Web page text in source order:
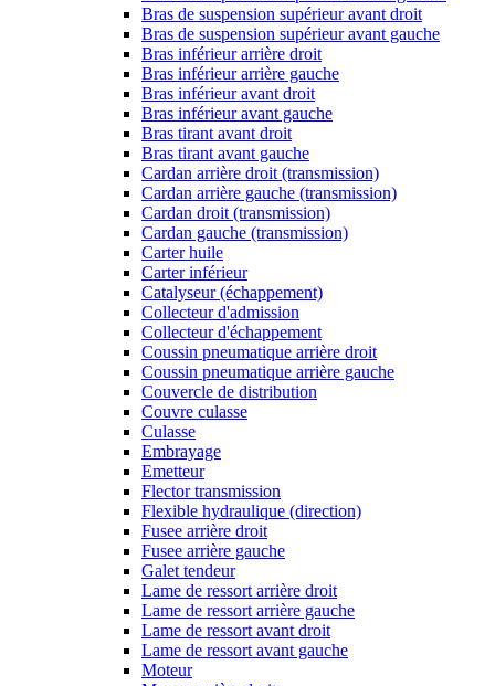
Bras de suspension supérieur avant droit
Bras de suspension supérieur avant gauche
Bras inférieur arrière droit
Bras inférieur arrière gauche
Bras inférieur avant droit
Bras inférieur avant gauche
Bras tirant avant droit
Bras tirant avant gauche
Cardan arrière droit (transmission)
Cardan arrière gauche (transmission)
Cardan droit (transmission)
Cardan gauche (transmission)
Carter huile
Carter inférieur
Catalyseur (échappement)
Collecteur d'admission
Collecteur d'échappement
Coussin pneumatique arrière droit
Coussin pneumatique arrière gauche
Couvercle de distribution
Couvre culasse
Culasse
Embrayage
Emetteur
Flector transmission
Flexible hydraulique (direction)
Fusee arrière droit
Fusee arrière gauche
Galet tendeur
Lame de ressort arrière droit
Lame de ressort arrière gauche
Lame de ressort avant droit
Lame de ressort avant gauche
Moteur